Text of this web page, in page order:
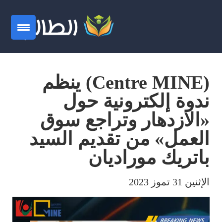
(Centre MINE) ينظم
ندوة إلكترونية حول
«الازدهار وتراجع سوق
العمل» من تقديم السيد
باتريك موراديان
الإثنين 31 تموز 2023